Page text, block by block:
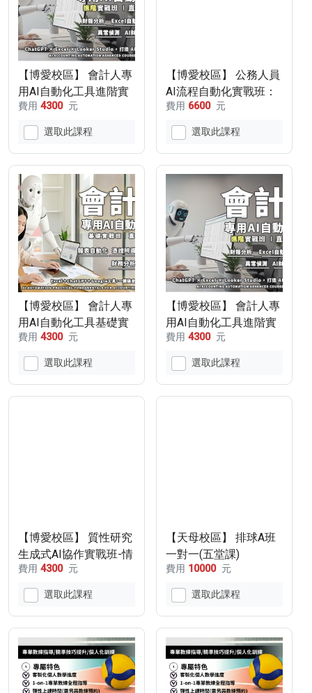
【博愛校區】 會計人專
用AI自動化工具進階實
戰班｜直播線上課程
費用 4300 元
選取此課程
【博愛校區】 公務人員
AI流程自動化實戰班：
校務資料分析、客服自
動化 、Agent流程設計
｜直播線上課程
費用 6600 元
選取此課程
【博愛校區】 會計人專
用AI自動化工具基礎實
戰班｜直播線上課程
費用 4300 元
選取此課程
【博愛校區】 會計人專
用AI自動化工具進階實
戰班｜直播線上課程
費用 4300 元
選取此課程
【博愛校區】 質性研究
生成式AI協作實戰班-情
境模擬、訪談、編碼與
理論建構｜直播線上課
程
費用 4300 元
選取此課程
【天母校區】 排球A班
一對一(五堂課)
費用 10000 元
選取此課程